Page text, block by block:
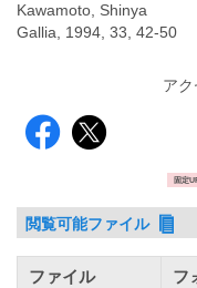
Kawamoto, Shinya
Gallia, 1994, 33, 42-50
ア
固定
閲覧可能ファイル
ファイル フ